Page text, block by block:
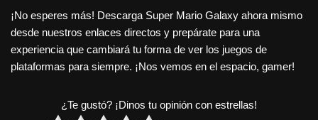
¡No esperes más! Descarga Super Mario Galaxy ahora mismo
desde nuestros enlaces directos y prepárate para una
experiencia que cambiará tu forma de ver los juegos de
plataformas para siempre. ¡Nos vemos en el espacio, gamer!
¿Te gustó? ¡Dinos tu opinión con estrellas!